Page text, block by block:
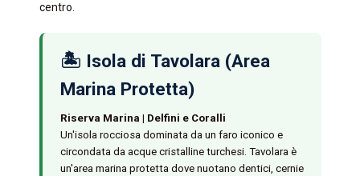
centro.
🏝️ Isola di Tavolara (Area
Marina Protetta)
Riserva Marina | Delfini e Coralli
Un'isola rocciosa dominata da un faro iconico e
circondata da acque cristalline turchesi. Tavolara è
un'area marina protetta dove nuotano dentici, cernie